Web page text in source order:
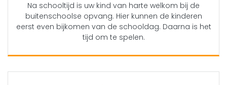
Na schooltijd is uw kind van harte welkom bij de
buitenschoolse opvang. Hier kunnen de kinderen
eerst even bijkomen van de schooldag. Daarna is het
tijd om te spelen.